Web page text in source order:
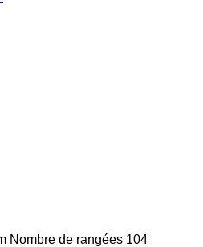
Nombre de rangées 104